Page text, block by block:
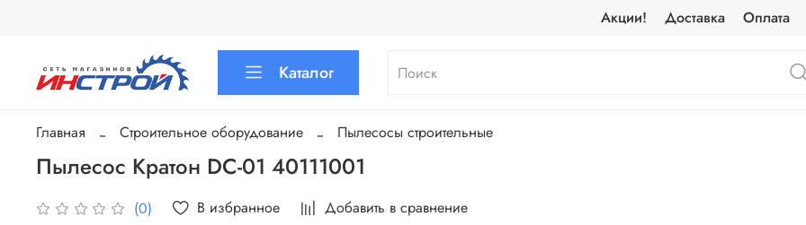
Акции! Доставка Оплата
Каталог
Главная Строительное оборудование Пылесосы строительные
Пылесос Кратон DC-01 40111001
(0) В избранное Добавить в сравнение